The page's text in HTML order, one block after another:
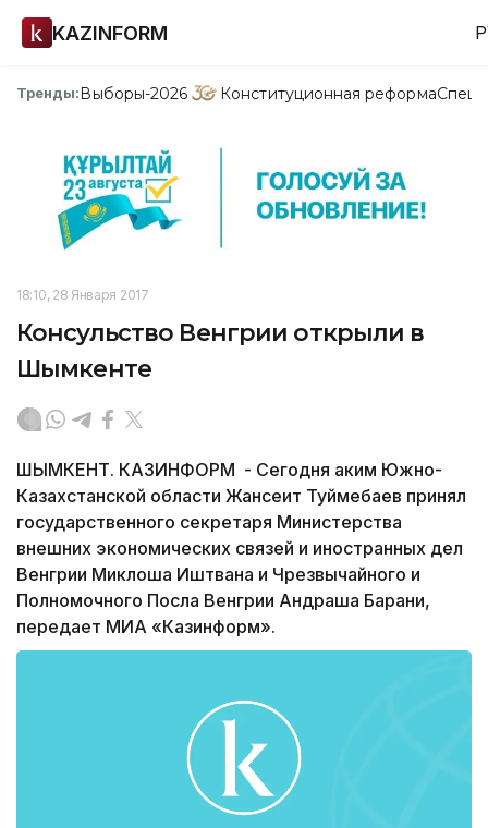
KAZINFORM
Тренды:Выборы-2026 Конституционная реформа
18:10, 28 Января 2017
Консульство Венгрии открыли в
Шымкенте
ШЫМКЕНТ. КАЗИНФОРМ - Сегодня аким Южно-
Казахстанской области Жансеит Туймебаев принял
государственного секретаря Министерства
внешних экономических связей и иностранных дел
Венгрии Миклоша Иштвана и Чрезвычайного и
Полномочного Посла Венгрии Андраша Барани,
передает МИА «Казинформ».